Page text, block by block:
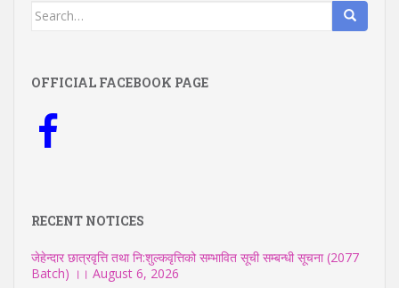
Search
OFFICIAL FACEBOOK PAGE
RECENT NOTICES
जेहेन्दार छात्रवृत्ति तथा नि:शुल्कवृत्तिको सम्भावित सूची सम्बन्धी सूचना (2077
Batch) ।। August 6, 2026